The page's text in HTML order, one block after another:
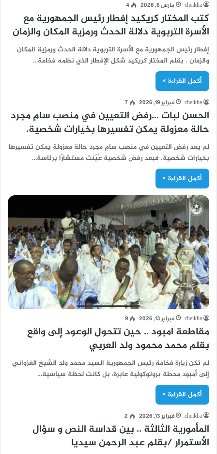
cheikha مارس 6, 2026 4
كتب المختار كريكيد إفطار رئيس الجمهورية مع
الأسرة التربوية دلالة الحدث ورمزية المكان والزمان
إفطار رئيس الجمهورية مع الأسرة التربوية دلالة الحدث ورمزية المكان
والزمان . بقلم المختار كريكيد شكل الإفطار الذي نظمه فخامة…
أكمل القراءة »
cheikha فبراير 19, 2026 7
الحسن لبات …رفض التعيين في منصب سامٍ مجرد
حالة معزولة يمكن تفسيرها بخيارات شخصية.
لم يعد رفض التعيين في منصب سامٍ مجرد حالة معزولة يمكن تفسيرها
بخيارات شخصية. فبعد رفض شخصية عُيّنت مستشارًا برئاسة…
أكمل القراءة »
cheikha فبراير 13, 2026 9
مقاطعة امبود .. حين تتحول الوعود إلى واقع
بقلم محمد محمود ولد العربي
لم تكن زيارة فخامة رئيس الجمهورية السيد محمد ولد الشيخ الغزواني
إلى أمبود محطة بروتوكولية عابرة، بل كانت لحظة سياسية…
أكمل القراءة »
cheikha فبراير 13, 2026 2
المأمورية الثالثة .. بين قداسة النص و سؤال
الأستمرار /بقلم عبد الرحمن سيديا